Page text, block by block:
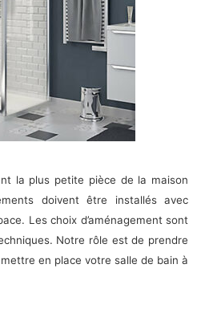
la plus petite pièce de la maison
doivent être installés avec
Les choix d’aménagement sont
Notre rôle est de prendre
en place votre salle de bain à